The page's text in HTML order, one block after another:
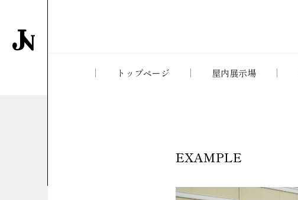
トップページ 屋内展示場
EXAMPLE